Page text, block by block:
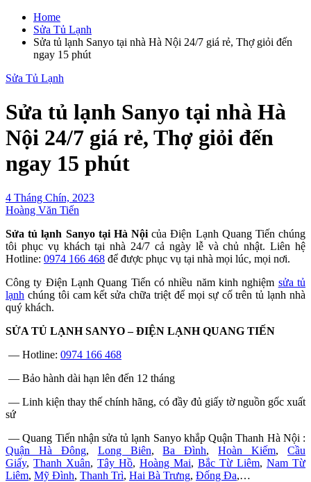
Home
Sửa Tủ Lạnh
Sửa tủ lạnh Sanyo tại nhà Hà Nội 24/7 giá rẻ, Thợ giỏi đến
ngay 15 phút
Sửa Tủ Lạnh
Sửa tủ lạnh Sanyo tại nhà Hà
Nội 24/7 giá rẻ, Thợ giỏi đến
ngay 15 phút
4 Tháng Chín, 2023
Hoàng Văn Tiến
Sửa tủ lạnh Sanyo tại Hà Nội của Điện Lạnh Quang Tiến chúng
tôi phục vụ khách tại nhà 24/7 cả ngày lễ và chủ nhật. Liên hệ
Hotline: 0974 166 468 để được phục vụ tại nhà mọi lúc, mọi nơi.
Công ty Điện Lạnh Quang Tiến có nhiều năm kinh nghiệm sửa tủ
lạnh chúng tôi cam kết sửa chữa triệt để mọi sự cố trên tủ lạnh nhà
quý khách.
SỬA TỦ LẠNH SANYO – ĐIỆN LẠNH QUANG TIẾN
— Hotline: 0974 166 468
— Bảo hành dài hạn lên đến 12 tháng
— Linh kiện thay thế chính hãng, có đầy đủ giấy tờ nguồn gốc xuất
sứ
— Quang Tiến nhận sửa tủ lạnh Sanyo khắp Quận Thanh Hà Nội :
Quận Hà Đông, Long Biên,Ba Đình,Hoàn Kiếm,Cầu
Giấy, Thanh Xuân, Tây Hồ, Hoàng Mai, Bắc Từ Liêm, Nam Từ
Liêm, Mỹ Đình, Thanh Trì, Hai Bà Trưng, Đống Đa,…